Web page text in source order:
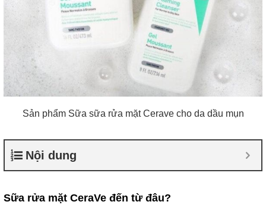
Sản phẩm Sữa sữa rửa mặt Cerave cho da dầu mụn
Nội dung
Sữa rửa mặt CeraVe đến từ đâu?